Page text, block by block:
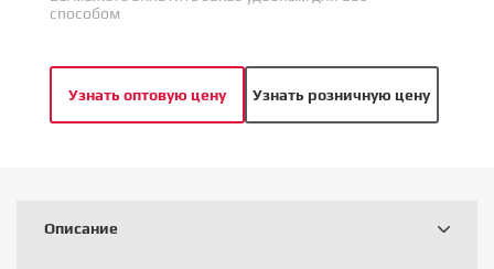
способом
Узнать оптовую цену Узнать розничную цену
Описание